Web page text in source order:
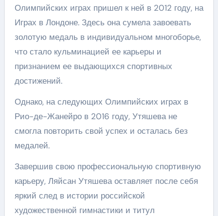
Олимпийских играх пришел к ней в 2012 году, на
Играх в Лондоне. Здесь она сумела завоевать
золотую медаль в индивидуальном многоборье,
что стало кульминацией ее карьеры и
признанием ее выдающихся спортивных
достижений.
Однако, на следующих Олимпийских играх в
Рио-де-Жанейро в 2016 году, Утяшева не
смогла повторить свой успех и осталась без
медалей.
Завершив свою профессиональную спортивную
карьеру, Ляйсан Утяшева оставляет после себя
яркий след в истории российской
художественной гимнастики и титул